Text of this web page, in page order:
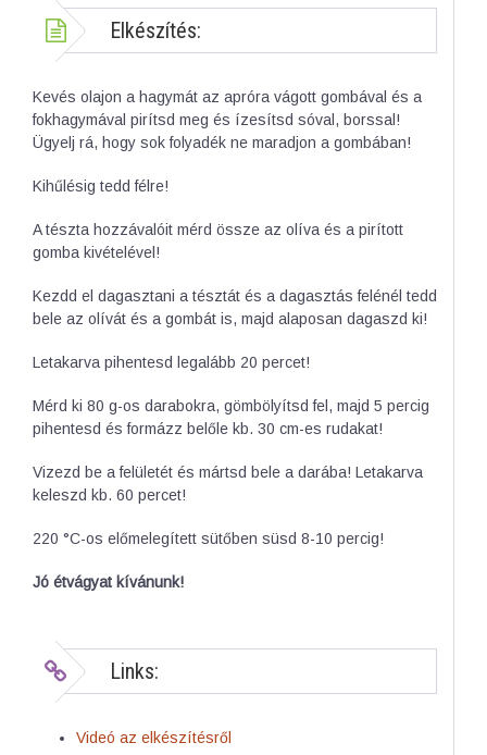
Elkészítés:
Kevés olajon a hagymát az apróra vágott gombával és a
fokhagymával pirítsd meg és ízesítsd sóval, borssal!
Ügyelj rá, hogy sok folyadék ne maradjon a gombában!
Kihűlésig tedd félre!
A tészta hozzávalóit mérd össze az olíva és a pirított
gomba kivételével!
Kezdd el dagasztani a tésztát és a dagasztás felénél tedd
bele az olívát és a gombát is, majd alaposan dagaszd ki!
Letakarva pihentesd legalább 20 percet!
Mérd ki 80 g-os darabokra, gömbölyítsd fel, majd 5 percig
pihentesd és formázz belőle kb. 30 cm-es rudakat!
Vizezd be a felületét és mártsd bele a darába! Letakarva
keleszd kb. 60 percet!
220 °C-os előmelegített sütőben süsd 8-10 percig!
Jó étvágyat kívánunk!
Links:
Videó az elkészítésről